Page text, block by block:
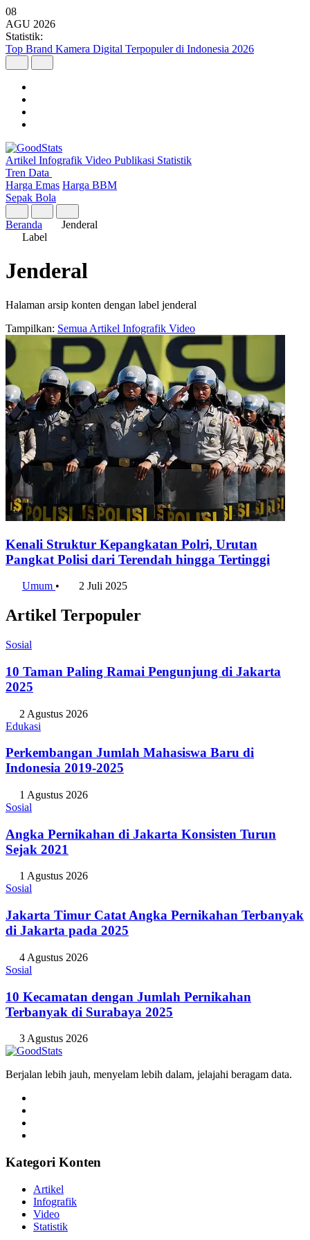
08
AGU 2026
Statistik:
Top Brand Kamera Digital Terpopuler di Indonesia 2026
Artikel Infografik Video Publikasi Statistik
Tren Data
Harga Emas Harga BBM
Sepak Bola
Beranda
Jenderal
Label
Jenderal
Halaman arsip konten dengan label jenderal
Tampilkan: Semua Artikel Infografik Video
Kenali Struktur Kepangkatan Polri, Urutan
Pangkat Polisi dari Terendah hingga Tertinggi
Umum • 2 Juli 2025
Artikel Terpopuler
Sosial
10 Taman Paling Ramai Pengunjung di Jakarta
2025
2 Agustus 2026
Edukasi
Perkembangan Jumlah Mahasiswa Baru di
Indonesia 2019-2025
1 Agustus 2026
Sosial
Angka Pernikahan di Jakarta Konsisten Turun
Sejak 2021
1 Agustus 2026
Sosial
Jakarta Timur Catat Angka Pernikahan Terbanyak
di Jakarta pada 2025
4 Agustus 2026
Sosial
10 Kecamatan dengan Jumlah Pernikahan
Terbanyak di Surabaya 2025
3 Agustus 2026
Berjalan lebih jauh, menyelam lebih dalam, jelajahi beragam data.
Kategori Konten
Artikel
Infografik
Video
Statistik